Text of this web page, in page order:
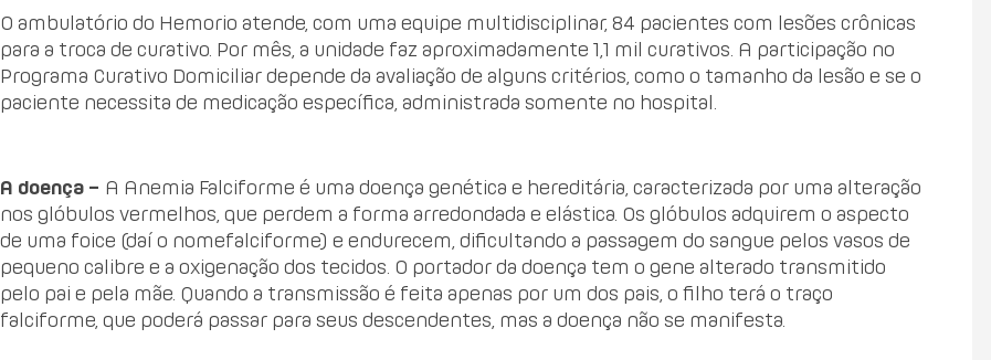
O ambulatório do Hemorio atende, com uma equipe multidisciplinar, 84 pacientes com lesões crônicas
para a troca de curativo. Por mês, a unidade faz aproximadamente 1,1 mil curativos. A participação no
Programa Curativo Domiciliar depende da avaliação de alguns critérios, como o tamanho da lesão e se o
paciente necessita de medicação específica, administrada somente no hospital.
A doença – A Anemia Falciforme é uma doença genética e hereditária, caracterizada por uma alteração
nos glóbulos vermelhos, que perdem a forma arredondada e elástica. Os glóbulos adquirem o aspecto
de uma foice (daí o nomefalciforme) e endurecem, dificultando a passagem do sangue pelos vasos de
pequeno calibre e a oxigenação dos tecidos. O portador da doença tem o gene alterado transmitido
pelo pai e pela mãe. Quando a transmissão é feita apenas por um dos pais, o filho terá o traço
falciforme, que poderá passar para seus descendentes, mas a doença não se manifesta.